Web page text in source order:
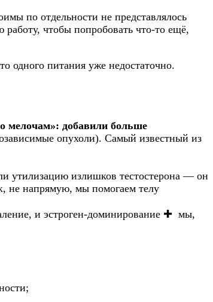
по отдельности не представлялось
чтобы попробовать что-то ещё,
одного питания уже недостаточно.
мелочам»: добавили больше
опухоли). Самый известный из
утилизацию излишков тестостерона — он
не напрямую, мы помогаем телу
и эстроген-доминирование ✚ мы,